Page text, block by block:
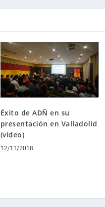
Éxito de ADÑ en su
presentación en Valladolid
(vídeo)
12/11/2018